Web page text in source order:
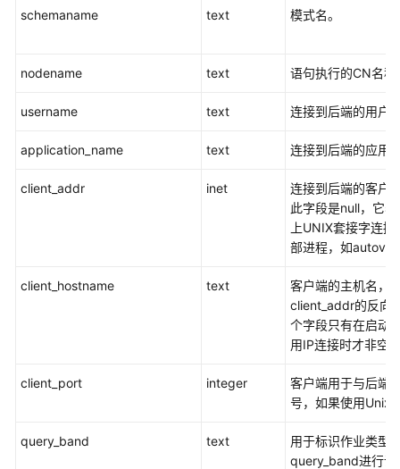
最
践
数
迁
与
发
南
schemaname text 模式名。
nodename text 语句执行的CN名称
username text 连接到后端的用户
application_name text 连接到后端的应用
client_addr inet
连接到后端的客户
此字段是null，它
上UNIX套接字连
部进程，如
client_hostname text
客户端的主机名，
client_addr的反向
个字段只有在启动
用IP连接时才非空
client_port integer
客户端用于与后端
号，如果使用Unix
query_band text
用于标识作业类型
query_band进行设